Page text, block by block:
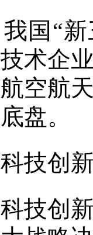
“新
术企
空航
盘。
创新
创新